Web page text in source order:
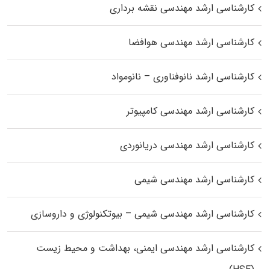
کارشناسی ارشد مهندسی نقشه برداری
کارشناسی ارشد مهندسی هوافضا
کارشناسی ارشد نانوفناوری – نانومواد
کارشناسی ارشد مهندسی کامپیوتر
کارشناسی ارشد مهندسی دریانوردی
کارشناسی ارشد مهندسی شیمی
کارشناسی ارشد مهندسی شیمی – بیوتکنولوژی و داروسازی
کارشناسی ارشد مهندسی ایمنی، بهداشت و محیط زیست